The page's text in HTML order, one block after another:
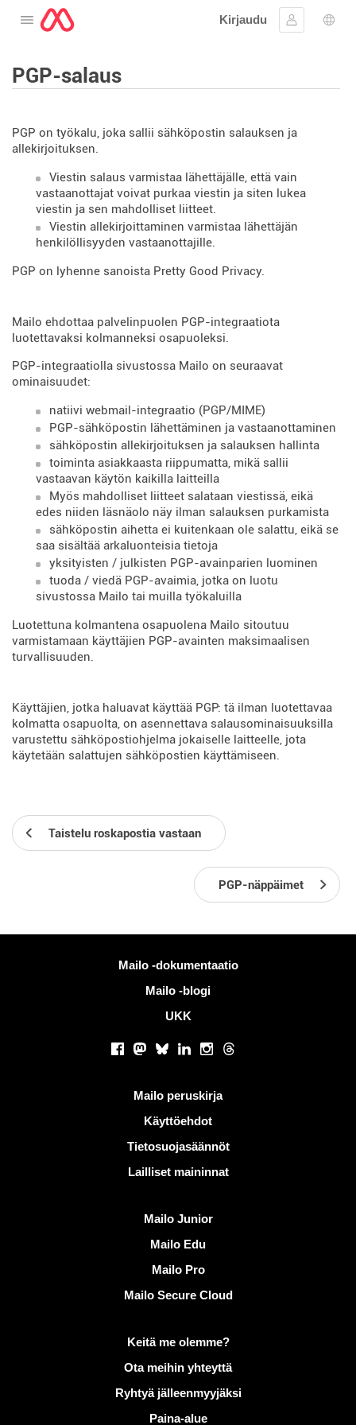
Avaa valikko
Kirjaudu
Kirjaudu
PGP-salaus
PGP on työkalu, joka sallii sähköpostin salauksen ja
allekirjoituksen.
Viestin salaus varmistaa lähettäjälle, että vain
vastaanottajat voivat purkaa viestin ja siten lukea
viestin ja sen mahdolliset liitteet.
Viestin allekirjoittaminen varmistaa lähettäjän
henkilöllisyyden vastaanottajille.
PGP on lyhenne sanoista Pretty Good Privacy.
Mailo ehdottaa palvelinpuolen PGP-integraatiota
luotettavaksi kolmanneksi osapuoleksi.
PGP-integraatiolla sivustossa Mailo on seuraavat
ominaisuudet:
natiivi webmail-integraatio (PGP/MIME)
PGP-sähköpostin lähettäminen ja vastaanottaminen
sähköpostin allekirjoituksen ja salauksen hallinta
toiminta asiakkaasta riippumatta, mikä sallii
vastaavan käytön kaikilla laitteilla
Myös mahdolliset liitteet salataan viestissä, eikä
edes niiden läsnäolo näy ilman salauksen purkamista
sähköpostin aihetta ei kuitenkaan ole salattu, eikä se
saa sisältää arkaluonteisia tietoja
yksityisten / julkisten PGP-avainparien luominen
tuoda / viedä PGP-avaimia, jotka on luotu
sivustossa Mailo tai muilla työkaluilla
Luotettuna kolmantena osapuolena Mailo sitoutuu
varmistamaan käyttäjien PGP-avainten maksimaalisen
turvallisuuden.
Käyttäjien, jotka haluavat käyttää PGP: tä ilman luotettavaa
kolmatta osapuolta, on asennettava salausominaisuuksilla
varustettu sähköpostiohjelma jokaiselle laitteelle, jota
käytetään salattujen sähköpostien käyttämiseen.
Taistelu roskapostia vastaan
PGP-näppäimet
Mailo -dokumentaatio
Mailo -blogi
UKK
Facebook
Mastodon
BlueskyLinkedInInstagram
Threads
Mailo peruskirja
Käyttöehdot
Tietosuojasäännöt
Lailliset maininnat
Mailo Junior
Mailo Edu
Mailo Pro
Mailo Secure Cloud
Lisätietoja aiheesta MailoKeitä me olemme?
Ota meihin yhteyttä
Ryhtyä jälleenmyyjäksi
Paina-alue